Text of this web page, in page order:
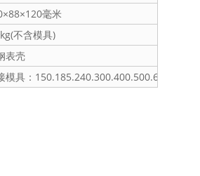
毫米
不含模具)
表壳
模具：150.185.240.300.400.500.630mm²